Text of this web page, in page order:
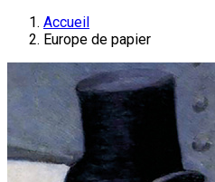
Accueil
Europe de papier